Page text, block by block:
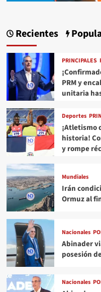
Recientes
PRINCIPALES
PRM y
unitaria
Deportes
¡Atletismo
historia!
y rompe
Mundiales
Irán
Ormuz al
Nacionales
Abinader
posesión
Nacionales